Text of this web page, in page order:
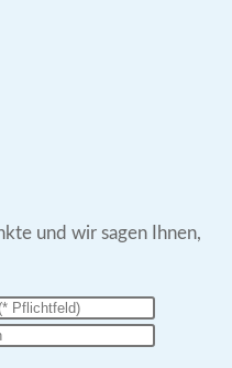
und wir sagen Ihnen,